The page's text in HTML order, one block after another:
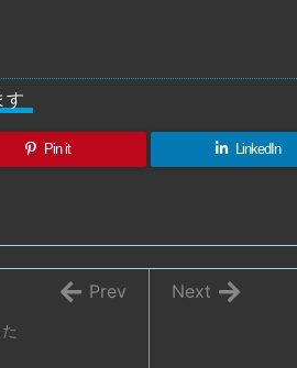
す
Pin it LinkedIn
Next
Prev